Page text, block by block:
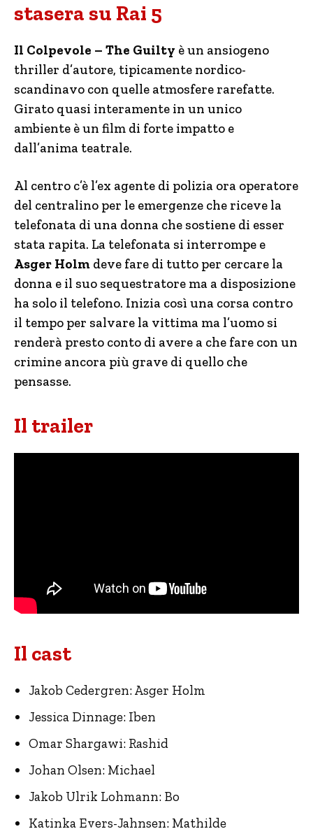
stasera su Rai 5
Il Colpevole – The Guilty è un ansiogeno
thriller d’autore, tipicamente nordico-
scandinavo con quelle atmosfere rarefatte.
Girato quasi interamente in un unico
ambiente è un film di forte impatto e
dall’anima teatrale.
Al centro c’è l’ex agente di polizia ora operatore
del centralino per le emergenze che riceve la
telefonata di una donna che sostiene di esser
stata rapita. La telefonata si interrompe e
Asger Holm deve fare di tutto per cercare la
donna e il suo sequestratore ma a disposizione
ha solo il telefono. Inizia così una corsa contro
il tempo per salvare la vittima ma l’uomo si
renderà presto conto di avere a che fare con un
crimine ancora più grave di quello che
pensasse.
Il trailer
Il cast
Jakob Cedergren: Asger Holm
Jessica Dinnage: Iben
Omar Shargawi: Rashid
Johan Olsen: Michael
Jakob Ulrik Lohmann: Bo
Katinka Evers-Jahnsen: Mathilde